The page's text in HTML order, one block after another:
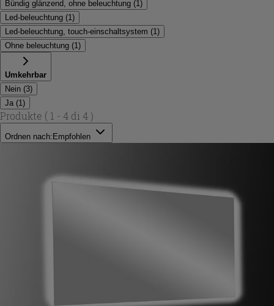
Bündig glänzend, ohne beleuchtung (1 )
Led-beleuchtung (1 )
Led-beleuchtung, touch-einschaltsystem (1 )
Ohne beleuchtung (1 )
Umkehrbar
Nein (3)
Ja (1 )
Produkte ( 1 - 4 di 4 )
Ordnen nach: Empfohlen